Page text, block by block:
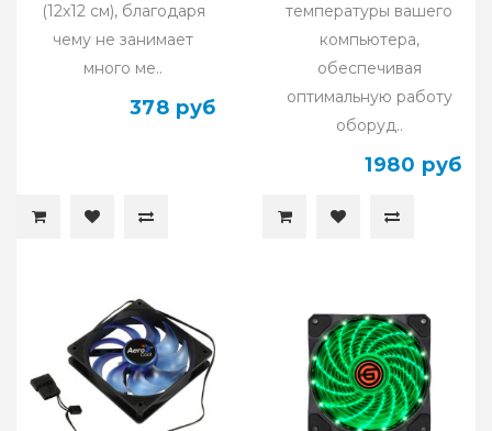
(12x12 см), благодаря
чему не занимает
много ме..
378 руб
температуры вашего
компьютера,
обеспечивая
оптимальную работу
оборуд..
1980 руб